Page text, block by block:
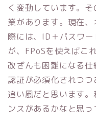
く変動しています。
業があります。現在
際には、ID＋パスワ
が、FPoSを使えばこ
改ざんも困難になる
認証が必須化されつ
追い風だと思います
ンスがあるかなと思っ